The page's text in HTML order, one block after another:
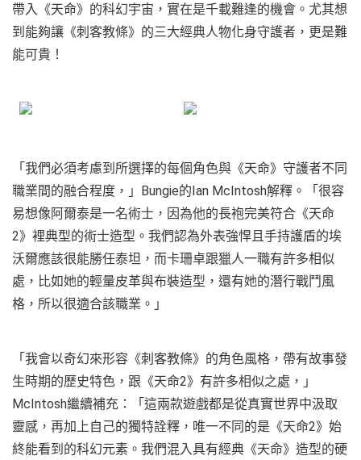
帶入《天命》的科幻宇宙，實在是千載難逢的機會。尤其想
到能夠讓《刺客教條》的三大經典人物化身守護者，更是難
能可貴！
「我們必須考慮到所選擇的每個角色與《天命》守護者不同
職業間的融合程度，」Bungie的Ian McIntosh解釋。「很容
易想像阿爾泰是一名術士，因為他的長袍完美符合《天命
2》裡典型的術士造型。我們認為外表強悍且手持護盾的埃
沃爾應該很能勝任泰坦，而卡珊卓跟獵人一職有許多相似
處，比如她的輕量皮革與布裝造型，還有她的潛行戰鬥風
格，所以很適合該職業。」
「我會以奇幻來形容《刺客教條》的角色風格，帶有故事發
生時期的歷史特色，跟《天命2》有許多相似之處，」
McIntosh繼續補充：「這兩款遊戲都是從真實世界中汲取
靈感，再加上自己的獨特詮釋，唯一不同的是《天命2》始
終能看到的科幻元素。我們混入具有經典《天命》造型的硬